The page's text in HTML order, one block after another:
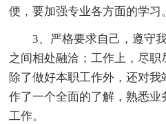
便，要加强专业各方面的学习。
3、严格要求自己，遵守
之间相处融洽；工作上，尽职
除了做好本职工作外，还对
作了一个全面的了解，熟悉
工作。